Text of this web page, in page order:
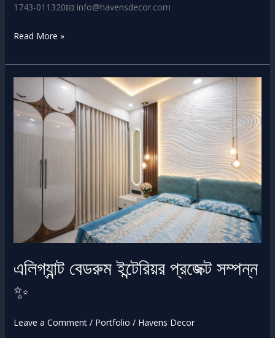
1743-011320📧 info@havensdecor.com
Read More »
এলিগ্যান্ট বেডরুম ইন্টেরিয়র প্রজেক্ট সম্পন্ন
✨
Leave a Comment / Portfolio / Havens Decor
বেডরুম
ইন্টেরিয়র
প্রজেক্ট